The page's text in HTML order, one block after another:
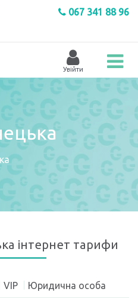
067 341 88 96
інтернет тарифи
VIP Юридична особа